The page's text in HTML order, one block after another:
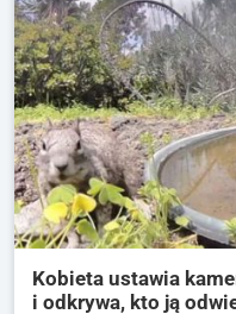
Kobieta ustawia
i odkrywa, kto ją